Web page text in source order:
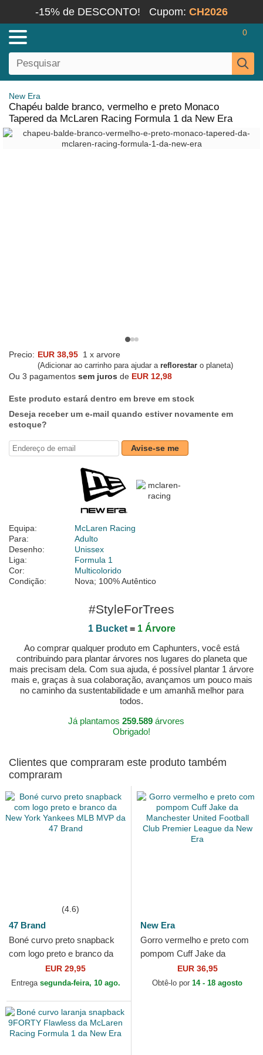
-15% de DESCONTO! Cupom: CH2026
0
New Era
Chapéu balde branco, vermelho e preto Monaco
Tapered da McLaren Racing Formula 1 da New Era
Precio: EUR 38,95 1 x arvore
(Adicionar ao carrinho para ajudar a reflorestar o planeta)
Ou 3 pagamentos sem juros de EUR 12,98
Este produto estará dentro em breve em stock
Deseja receber um e-mail quando estiver novamente em
estoque?
Avise-se me
Equipa:
McLaren Racing
Para:
Adulto
Desenho:
Unissex
Liga:
Formula 1
Cor:
Multicolorido
Condição:
Nova; 100% Autêntico
#StyleForTrees
1 Bucket= 1 Árvore
Ao comprar qualquer produto em Caphunters, você está
contribuindo para plantar árvores nos lugares do planeta que
mais precisam dela. Com sua ajuda, é possível plantar 1 árvore
mais e, graças à sua colaboração, avançamos um pouco mais
no caminho da sustentabilidade e um amanhã melhor para
todos.
Já plantamos 259.589árvores
Obrigado!
Clientes que compraram este produto também
compraram
(4.6)
47 Brand
Boné curvo preto snapback
com logo preto e branco da
New York Yankees MLB
MVP da 47 Brand
EUR 29,95
Entrega segunda-feira, 10 ago.
New Era
Gorro vermelho e preto com
pompom Cuff Jake da
Manchester United Football
Club Premier League da...
EUR 36,95
Obtê-lo por 14 - 18 agosto